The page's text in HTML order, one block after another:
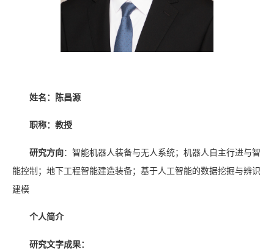
姓名：陈昌源
职称：教授
研究方向：智能机器人装备与无人系统；机器人自主行进与智
能控制；地下工程智能建造装备；基于人工智能的数据挖掘与辨识
建模
个人简介
研究文字成果：